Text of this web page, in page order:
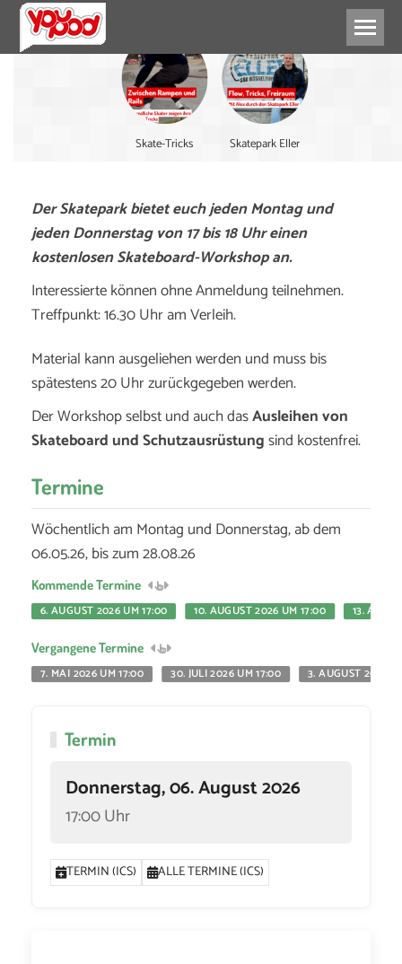
Skate-Tricks Skatepark Eller
Der Skatepark bietet euch jeden Montag und
jeden Donnerstag von 17 bis 18 Uhr einen
kostenlosen Skateboard-Workshop an.
Interessierte können ohne Anmeldung teilnehmen.
Treffpunkt: 16.30 Uhr am Verleih.
Material kann ausgeliehen werden und muss bis
spätestens 20 Uhr zurückgegeben werden.
Der Workshop selbst und auch dasAusleihen von
Skateboard und Schutzausrüstungsind kostenfrei.
Termine
Wöchentlich am Montag und Donnerstag, ab dem
06.05.26, bis zum 28.08.26
Kommende Termine
6. AUGUST 2026 UM 17:00
10. AUGUST 2026 UM 17:00 13.
Vergangene Termine
7. MAI 2026 UM 17:00
30. JULI 2026 UM 17:00 3. AUGUST 2026
Termin
Donnerstag, 06. August 2026
17:00 Uhr
TERMIN (ICS) ALLE TERMINE (ICS)